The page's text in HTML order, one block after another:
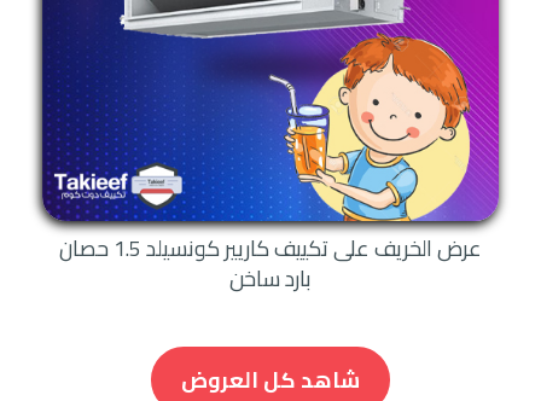
عرض الخريف على تكييف كاريير كونسيلد 1.5 حصان
بارد ساخن
شاهد كل العروض